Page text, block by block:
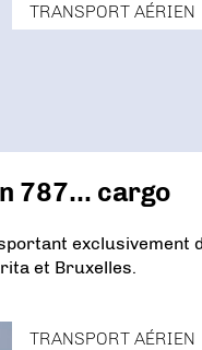
TRANSPORT AÉRIEN
787… cargo
exclusivement
et Bruxelles.
TRANSPORT AÉRIEN